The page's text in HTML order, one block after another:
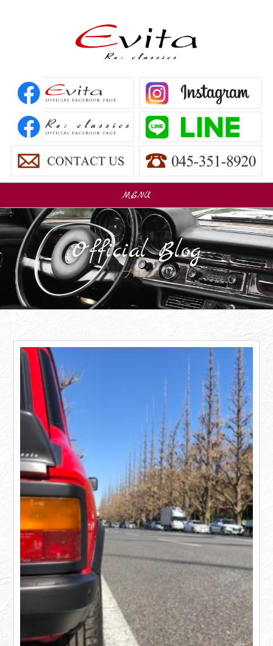
MENU
Car Sales
販売車
パーツ販売
Trade In
買取査定
Blog
ブログ
Company
会社概要
Recruit
採用情報
Official Blog
ブログ